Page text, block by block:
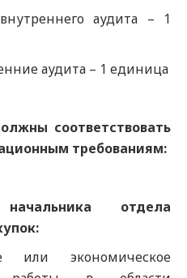
аудита – 1
аудита – 1 единица
соответствовать
требованиям:
отдела
или экономическое